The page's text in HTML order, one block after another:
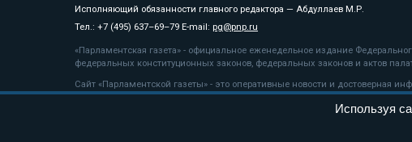
Исполняющий обязанности главного редактора — Абдуллаев М.Р.
Тел.: +7 (495) 637–69–79 E-mail: pg@pnp.ru
«Парламентская газета» - официальное еженедельное издание
федеральных конституционных законов, федеральных законов и актов
Сайт «Парламентской газеты» - это оперативные новости и достоверная
«Парламентской газеты» активная ссылка на pnp.ru обязательна.
рекомендательные технологии
Используя